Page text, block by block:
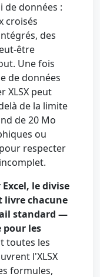
de données :
croisés
des
être
Une fois
de données
XLSX peut
de la limite
de 20 Mo
ou
respecter
le divise
livre chacune
standard —
pour les
toutes les
l'XLSX
formules,